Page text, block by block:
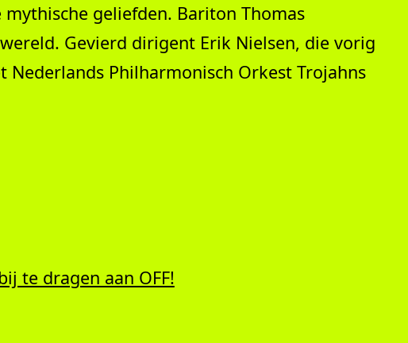
geliefden. Bariton Thomas
Gevierd dirigent Erik Nielsen, die vorig
Nederlands Philharmonisch Orkest Trojahns
te dragen aan OFF!